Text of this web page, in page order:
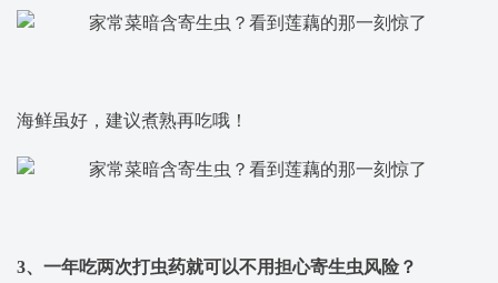
海鲜虽好，建议煮熟再吃哦！
3、一年吃两次打虫药就可以不用担心寄生虫风险？